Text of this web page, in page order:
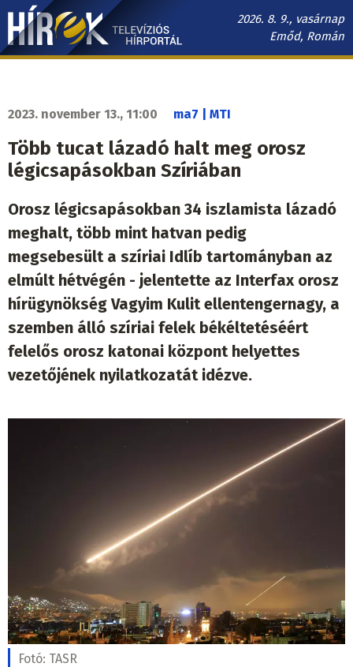
Ugrás
tartalomra
2026. 8. 9., vasárnap
Emőd, Román
Hírek.sk
2023. november 13., 11:00 ma7 | MTI
Több tucat lázadó halt meg orosz
légicsapásokban Szíriában
Orosz légicsapásokban 34 iszlamista lázadó
meghalt, több mint hatvan pedig
megsebesült a szíriai Idlíb tartományban az
elmúlt hétvégén - jelentette az Interfax orosz
hírügynökség Vagyim Kulit ellentengernagy, a
szemben álló szíriai felek békéltetéséért
felelős orosz katonai központ helyettes
vezetőjének nyilatkozatát idézve.
Fotó: TASR